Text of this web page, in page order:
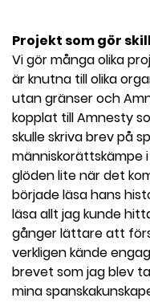
Projekt som gör
Vi gör många olika
är knutna till olika
utan gränser och
kopplat till Amnesty
skulle skriva brev på
människorättskämpe
glöden lite när det
började läsa hans
läsa allt jag kunde
gånger lättare att
verkligen kände
brevet som jag blev
mina